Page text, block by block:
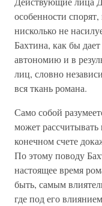
особенности
нисколько не
Бахтина, как бы
автономию и в
лиц, словно
вся ткань романа.
Само собой
может рассчитывать
конечном счете
По этому поводу
настоящее время
быть, самым
где под его